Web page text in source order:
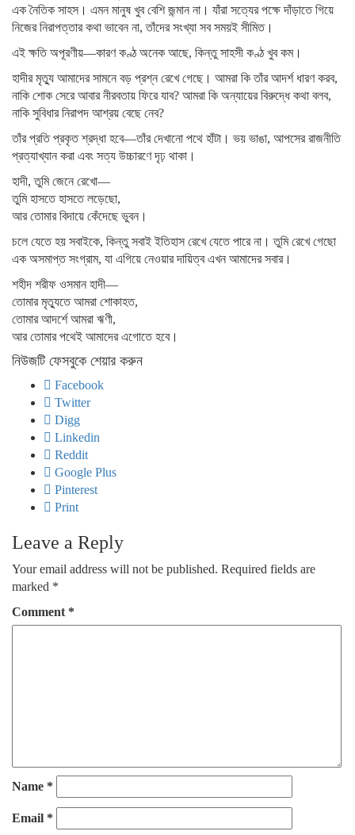
এক নৈতিক সাহস। এমন মানুষ খুব বেশি জন্মান না। যাঁরা সত্যের পক্ষে দাঁড়াতে গিয়ে
নিজের নিরাপত্তার কথা ভাবেন না, তাঁদের সংখ্যা সব সময়ই সীমিত।
এই ক্ষতি অপূরণীয়—কারণ কণ্ঠ অনেক আছে, কিন্তু সাহসী কণ্ঠ খুব কম।
হাদীর মৃত্যু আমাদের সামনে বড় প্রশ্ন রেখে গেছে। আমরা কি তাঁর আদর্শ ধারণ করব,
নাকি শোক সেরে আবার নীরবতায় ফিরে যাব? আমরা কি অন্যায়ের বিরুদ্ধে কথা বলব,
নাকি সুবিধার নিরাপদ আশ্রয় বেছে নেব?
তাঁর প্রতি প্রকৃত শ্রদ্ধা হবে—তাঁর দেখানো পথে হাঁটা। ভয় ভাঙা, আপসের রাজনীতি
প্রত্যাখ্যান করা এবং সত্য উচ্চারণে দৃঢ় থাকা।
হাদী, তুমি জেনে রেখো—
তুমি হাসতে হাসতে লড়েছো,
আর তোমার বিদায়ে কেঁদেছে ভুবন।
চলে যেতে হয় সবাইকে, কিন্তু সবাই ইতিহাস রেখে যেতে পারে না। তুমি রেখে গেছো
এক অসমাপ্ত সংগ্রাম, যা এগিয়ে নেওয়ার দায়িত্ব এখন আমাদের সবার।
শহীদ শরীফ ওসমান হাদী—
তোমার মৃত্যুতে আমরা শোকাহত,
তোমার আদর্শে আমরা ঋণী,
আর তোমার পথেই আমাদের এগোতে হবে।
নিউজটি ফেসবুকে শেয়ার করুন
Facebook
Twitter
Digg
Linkedin
Reddit
Google Plus
Pinterest
Print
Leave a Reply
Your email address will not be published. Required fields are
marked *
Comment *
Name *
Email *